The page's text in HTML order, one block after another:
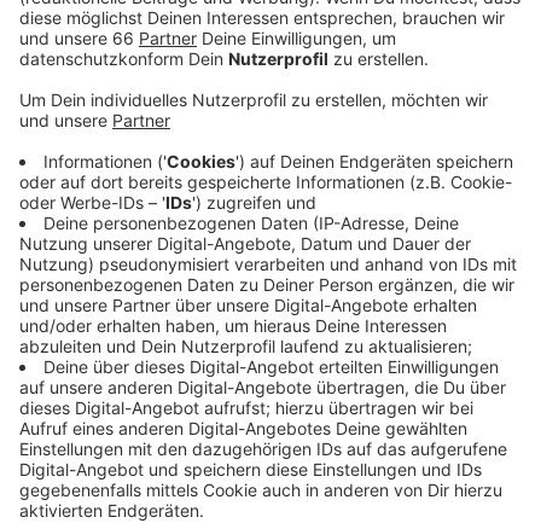
Anzeige
Vorstandmitglied Klaus Allofs sagte dazu, dass solche
Trainingslager angesichts der zuletzt steigenden
Corona-Zahlen sinnvoll seien und die Gesundheit der
Spieler an oberster Stelle stehe. Außerdem würde
diese Maßnahme die Chance erhöhen, dass man die
Saison zu Ende spielen könne. In den Zeitraum des
Quarantäne-Trainingslagers fallen die letzten beiden
Spieltage der Saison. In den letzten Wochen waren
etliche Spiele vor allem in der zweiten Liga aufgrund
von Corona-Fällen ausgefallen und hatten die
Deutsche Fußball-Liga in arge Terminnöte gebracht.
Anzeige